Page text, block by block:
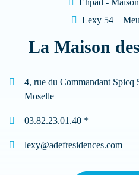
Ehpad -
Lexy 54 –
La Maison
4, rue du Commandant
Moselle
03.82.23.01.40 *
lexy@adefresidences.com
Trouver sa résidence
Quel type de
Ehpad